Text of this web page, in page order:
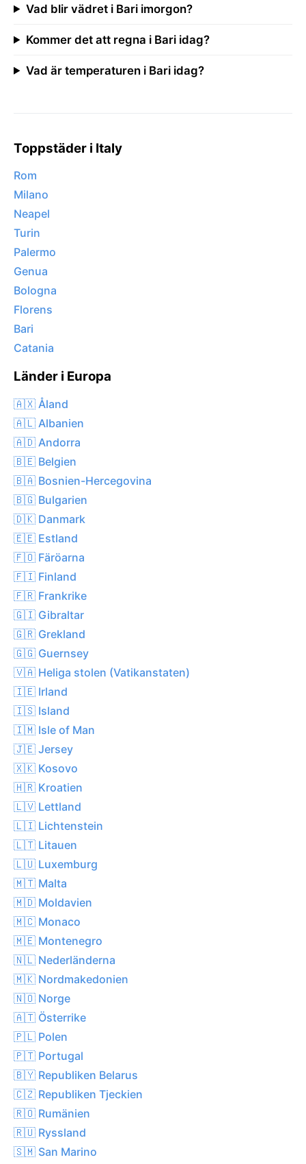
Vad blir vädret i Bari imorgon?
Kommer det att regna i Bari idag?
Vad är temperaturen i Bari idag?
Toppstäder i Italy
Rom
Milano
Neapel
Turin
Palermo
Genua
Bologna
Florens
Bari
Catania
Länder i Europa
🇦🇽 Åland
🇦🇱 Albanien
🇦🇩 Andorra
🇧🇪 Belgien
🇧🇦 Bosnien-Hercegovina
🇧🇬 Bulgarien
🇩🇰 Danmark
🇪🇪 Estland
🇫🇴 Färöarna
🇫🇮 Finland
🇫🇷 Frankrike
🇬🇮 Gibraltar
🇬🇷 Grekland
🇬🇬 Guernsey
🇻🇦 Heliga stolen (Vatikanstaten)
🇮🇪 Irland
🇮🇸 Island
🇮🇲 Isle of Man
🇯🇪 Jersey
🇽🇰 Kosovo
🇭🇷 Kroatien
🇱🇻 Lettland
🇱🇮 Lichtenstein
🇱🇹 Litauen
🇱🇺 Luxemburg
🇲🇹 Malta
🇲🇩 Moldavien
🇲🇨 Monaco
🇲🇪 Montenegro
🇳🇱 Nederländerna
🇲🇰 Nordmakedonien
🇳🇴 Norge
🇦🇹 Österrike
🇵🇱 Polen
🇵🇹 Portugal
🇧🇾 Republiken Belarus
🇨🇿 Republiken Tjeckien
🇷🇴 Rumänien
🇷🇺 Ryssland
🇸🇲 San Marino